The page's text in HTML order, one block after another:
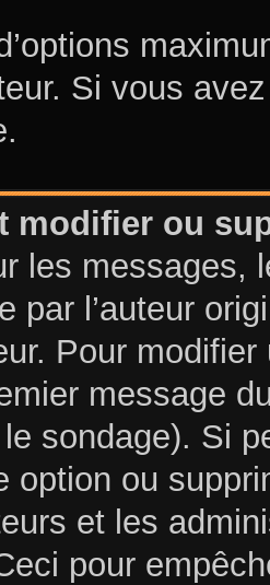
Si vous
modifier ou
les messages,
par l’auteur
Pour
message
sondage). Si
option ou
et les
pour